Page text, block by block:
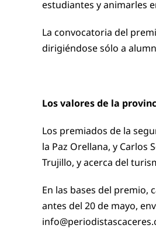
estudiantes y animarles
La convocatoria del
dirigiéndose sólo a
Los valores de la
Los premiados de la
la Paz Orellana, y Carlos
Trujillo, y acerca del
En las bases del
antes del 20 de mayo,